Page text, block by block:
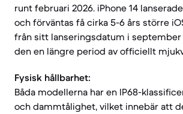
runt februari 2026. iPhone 14
och förväntas få cirka 5-6 års större
från sitt lanseringsdatum i september
den en längre period av officiellt
Fysisk hållbarhet:
Båda modellerna har en IP68-
och dammtålighet, vilket innebär att